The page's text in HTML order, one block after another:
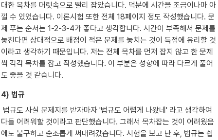
대한 목차를 머릿속으로 빨리 잡았습니다. 덕분에 시간을 조금이나마 아
낄 수 있었습니다. 이론시험 또한 전체 18페이지 정도 작성했습니다. 문
제 푸는 순서는 1-2-3-4가 좋다고 생각합니다. 시간이 부족해서 문제를
놓친다면 상대적으로 배점이 적은 문제를 놓치는 것이 득점에 유리할 것
이라고 생각하기 때문입니다. 저는 전체 목차를 먼저 잡지 않고 한 문제
씩 각각 목차를 잡고 작성했습니다. 이 부분은 성향에 따라 다르게 풀어
도 좋을 것 같습니다.
4) 법규
다들 어려워할 것이라고 판단했습니다. 그래서 목차잡는 것이 어려웠음
에도 불구하고 순조롭게 써내려갔습니다. 시험을 보고 난 후, 법규는 쉽